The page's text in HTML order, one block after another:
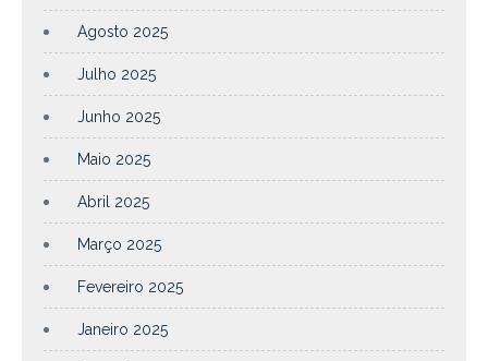
Agosto 2025
Julho 2025
Junho 2025
Maio 2025
Abril 2025
Março 2025
Fevereiro 2025
Janeiro 2025